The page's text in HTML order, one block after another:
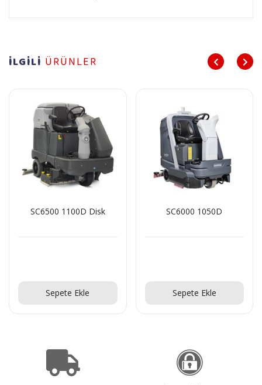
İLGİLİ ÜRÜNLER
SC6500 1100D Disk
Sepete Ekle
SC6000 1050D
Sepete Ekle